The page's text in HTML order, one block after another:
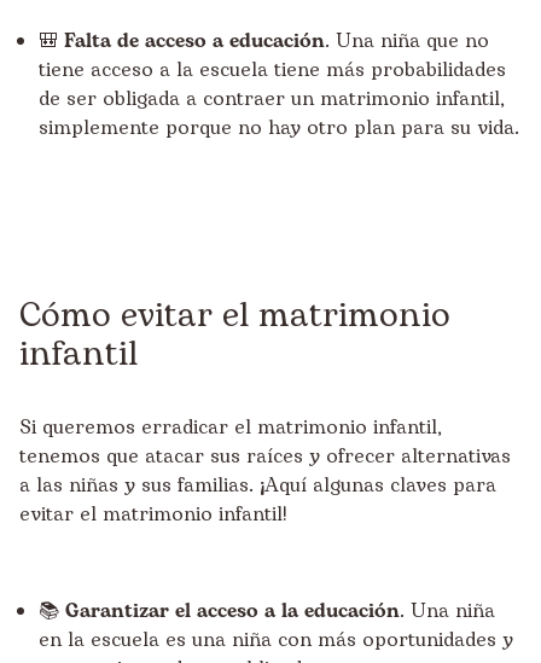
🎒 Falta de acceso a educación. Una niña que no
tiene acceso a la escuela tiene más probabilidades
de ser obligada a contraer un matrimonio infantil,
simplemente porque no hay otro plan para su vida.
Cómo evitar el matrimonio
infantil
Si queremos erradicar el matrimonio infantil,
tenemos que atacar sus raíces y ofrecer alternativas
a las niñas y sus familias. ¡Aquí algunas claves para
evitar el matrimonio infantil!
📚 Garantizar el acceso a la educación. Una niña
en la escuela es una niña con más oportunidades y